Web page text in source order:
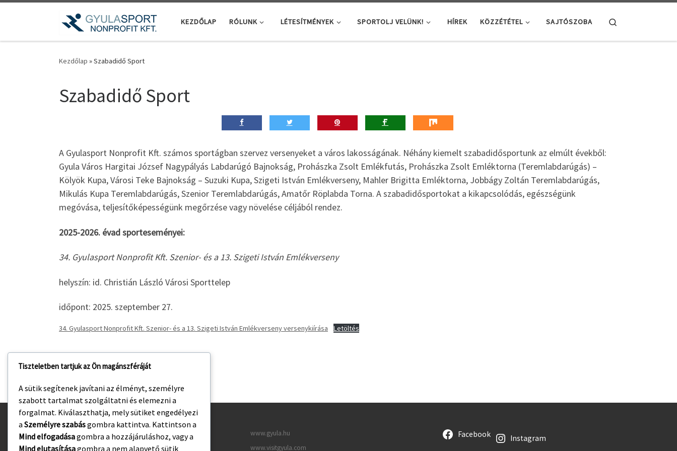
Teljes tartalom megjelenítése
KEZDŐLAP RÓLUNK LÉTESÍTMÉNYEK SPORTOLJ VELÜNK! HÍREK KÖZZÉTÉTEL SAJTÓSZOBA
Kezdőlap »Szabadidő Sport
Szabadidő Sport
A Gyulasport Nonprofit Kft. számos sportágban szervez versenyeket a város lakosságának. Néhány kiemelt szabadidősportunk az elmúlt évekből:
Gyula Város Hargitai József Nagypályás Labdarúgó Bajnokság, Prohászka Zsolt Emlékfutás, Prohászka Zsolt Emléktorna (Teremlabdarúgás) –
Kölyök Kupa, Városi Teke Bajnokság – Suzuki Kupa, Szigeti István Emlékverseny, Mahler Brigitta Emléktorna, Jobbágy Zoltán Teremlabdarúgás,
Mikulás Kupa Teremlabdarúgás, Szenior Teremlabdarúgás, Amatőr Röplabda Torna. A szabadidősportokat a kikapcsolódás, egészségünk
megóvása, teljesítőképességünk megőrzése vagy növelése céljából rendez.
2025-2026. évad sporteseményei:
34. Gyulasport Nonprofit Kft. Szenior- és a 13. Szigeti István Emlékverseny
helyszín: id. Christián László Városi Sporttelep
időpont: 2025. szeptember 27.
34. Gyulasport Nonprofit Kft. Szenior- és a 13. Szigeti István Emlékverseny versenykiírása Letöltés
Kezdőlap
Adatvédelmi irányelvek
www.gyula.hu
www.visitgyula.com
Facebook Instagram
Tiszteletben tartjuk az Ön magánszféráját
A sütik segítenek javítani az élményt, személyre
szabott tartalmat szolgáltatni és elemezni a
forgalmat. Kiválaszthatja, mely sütiket engedélyezi
a Személyre szabásgombra kattintva. Kattintson a
Mind elfogadásagombra a hozzájáruláshoz, vagy a
Mind elutasításagombra a nem alapvető sütik